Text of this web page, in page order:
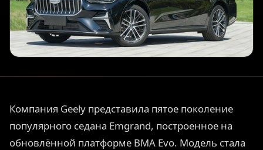
Компания Geely представила пятое поколение
популярного седана Emgrand, построенное на
обновлённой платформе BMA Evo. Модель стала